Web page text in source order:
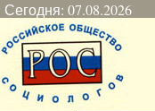
Сегодня: 07.08.2026